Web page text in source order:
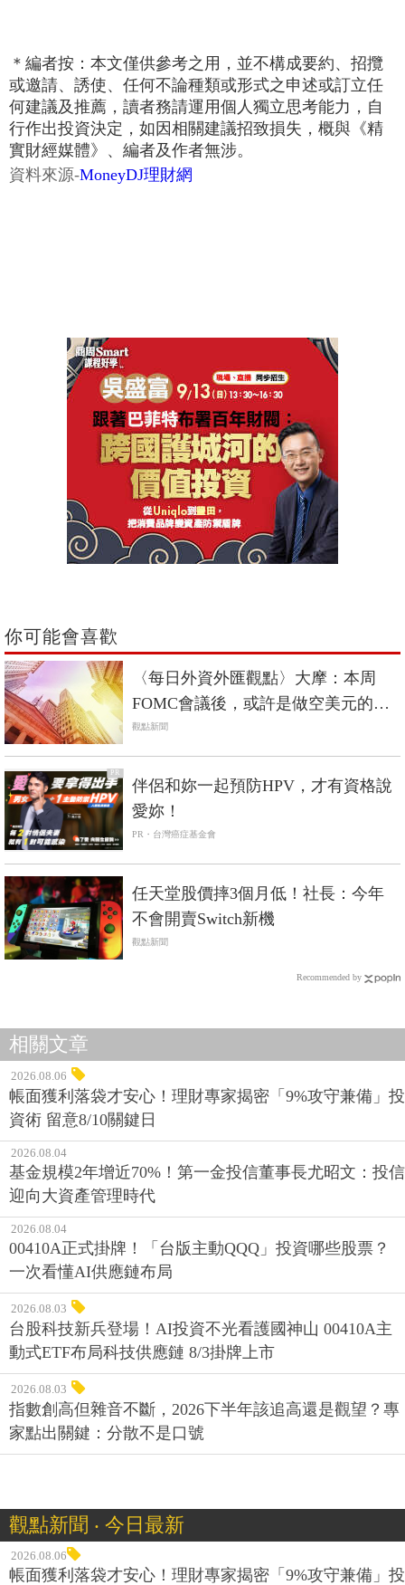
＊編者按：本文僅供參考之用，並不構成要約、招攬
或邀請、誘使、任何不論種類或形式之申述或訂立任
何建議及推薦，讀者務請運用個人獨立思考能力，自
行作出投資決定，如因相關建議招致損失，概與《精
實財經媒體》、編者及作者無涉。
資料來源-MoneyDJ理財網
你可能會喜歡
〈每日外資外匯觀點〉大摩：本周
FOMC會議後，或許是做空美元的好
時機
觀點新聞
PR
伴侶和妳一起預防HPV，才有資格說
愛妳！
PR・台灣癌症基金會
任天堂股價摔3個月低！社長：今年
不會開賣Switch新機
觀點新聞
Recommended by
相關文章
2026.08.06
帳面獲利落袋才安心！理財專家揭密「9%攻守兼備」投
資術 留意8/10關鍵日
2026.08.04
基金規模2年增近70%！第一金投信董事長尤昭文：投信
迎向大資產管理時代
2026.08.04
00410A正式掛牌！「台版主動QQQ」投資哪些股票？
一次看懂AI供應鏈布局
2026.08.03
台股科技新兵登場！AI投資不光看護國神山 00410A主
動式ETF布局科技供應鏈 8/3掛牌上市
2026.08.03
指數創高但雜音不斷，2026下半年該追高還是觀望？專
家點出關鍵：分散不是口號
觀點新聞 ‧ 今日最新
2026.08.06
帳面獲利落袋才安心！理財專家揭密「9%攻守兼備」投